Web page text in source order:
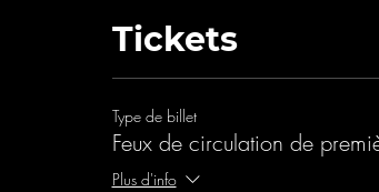
Tickets
Type de billet
Feux de circulation de
Plus d'info